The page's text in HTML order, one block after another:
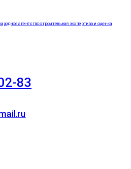
агентство строительная экспертиза и оценка
83